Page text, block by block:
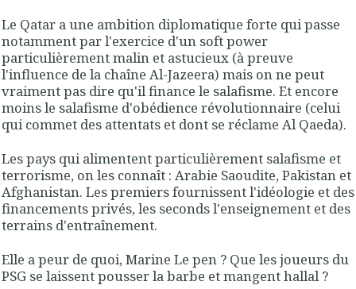
Le Qatar a une ambition diplomatique forte qui passe
notamment par l'exercice d'un soft power
particulièrement malin et astucieux (à preuve
l'influence de la chaîne Al-Jazeera) mais on ne peut
vraiment pas dire qu'il finance le salafisme. Et encore
moins le salafisme d'obédience révolutionnaire (celui
qui commet des attentats et dont se réclame Al Qaeda).
Les pays qui alimentent particulièrement salafisme et
terrorisme, on les connaît : Arabie Saoudite, Pakistan et
Afghanistan. Les premiers fournissent l'idéologie et des
financements privés, les seconds l'enseignement et des
terrains d'entraînement.
Elle a peur de quoi, Marine Le pen ? Que les joueurs du
PSG se laissent pousser la barbe et mangent hallal ?